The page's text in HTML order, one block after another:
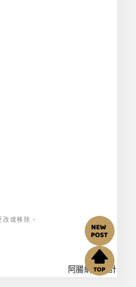
或移除。
阿腸網頁設計